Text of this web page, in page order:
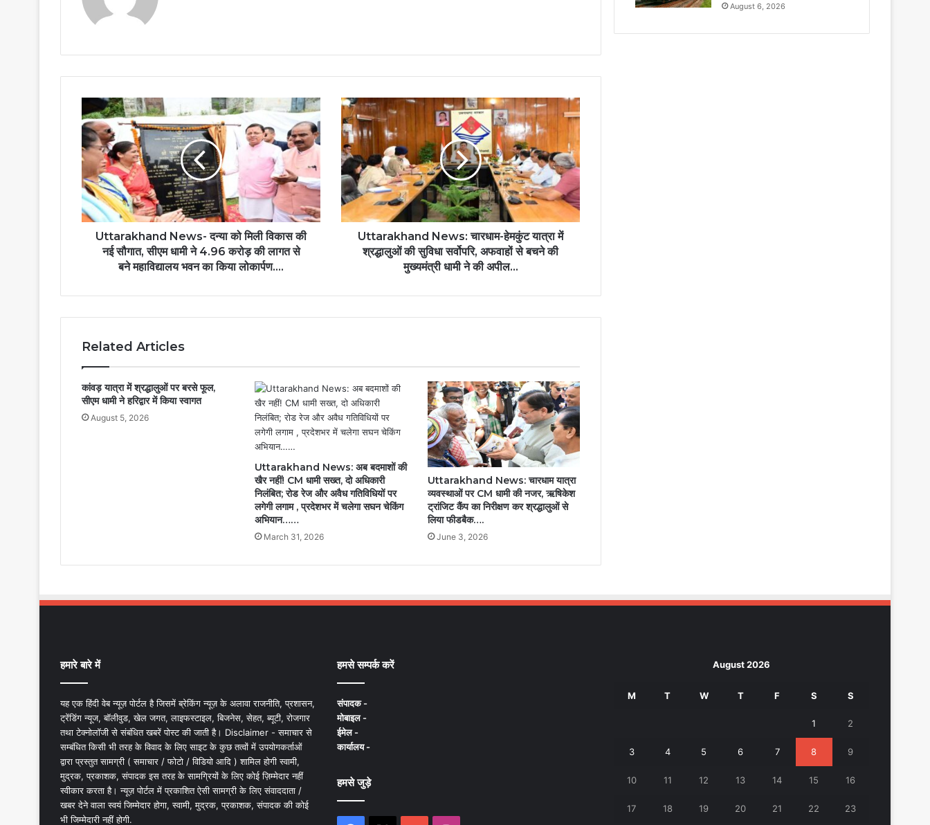
Uttarakhand News- दन्या को मिली विकास की
नई सौगात, सीएम धामी ने 4.96 करोड़ की लागत से
बने महाविद्यालय भवन का किया लोकार्पण….
Uttarakhand News: चारधाम-हेमकुंट यात्रा में
श्रद्धालुओं की सुविधा सर्वोपरि, अफवाहों से बचने की
मुख्यमंत्री धामी ने की अपील…
Related Articles
कांवड़ यात्रा में श्रद्धालुओं पर बरसे फूल,
सीएम धामी ने हरिद्वार में किया स्वागत
August 5, 2026
Uttarakhand News: अब बदमाशों की
खैर नहीं! CM धामी सख्त, दो अधिकारी
निलंबित; रोड रेज और अवैध गतिविधियों पर
लगेगी लगाम , प्रदेशभर में चलेगा सघन चेकिंग
अभियान……
March 31, 2026
Uttarakhand News: चारधाम यात्रा
व्यवस्थाओं पर CM धामी की नजर, ऋषिकेश
ट्रांजिट कैंप का निरीक्षण कर श्रद्धालुओं से
लिया फीडबैक….
June 3, 2026
August 6, 2026
हमारे बारे में
यह एक हिंदी वेब न्यूज़ पोर्टल है जिसमें ब्रेकिंग न्यूज़ के अलावा राजनीति, प्रशासन,
ट्रेंडिंग न्यूज, बॉलीवुड, खेल जगत, लाइफस्टाइल, बिजनेस, सेहत, ब्यूटी, रोजगार
तथा टेक्नोलॉजी से संबंधित खबरें पोस्ट की जाती है। Disclaimer - समाचार से
सम्बंधित किसी भी तरह के विवाद के लिए साइट के कुछ तत्वों में उपयोगकर्ताओं
द्वारा प्रस्तुत सामग्री ( समाचार / फोटो / विडियो आदि ) शामिल होगी स्वामी,
मुद्रक, प्रकाशक, संपादक इस तरह के सामग्रियों के लिए कोई ज़िम्मेदार नहीं
स्वीकार करता है। न्यूज़ पोर्टल में प्रकाशित ऐसी सामग्री के लिए संवाददाता /
खबर देने वाला स्वयं जिम्मेदार होगा, स्वामी, मुद्रक, प्रकाशक, संपादक की कोई
भी जिम्मेदारी नहीं होगी.
हमसे सम्पर्क करें
संपादक -
मोबाइल -
ईमेल -
कार्यालय -
हमसे जुड़े
August 2026
M T W T F S S
1 2
3 4 5 6 7 8 9
10 11 12 13 14 15 16
17 18 19 20 21 22 23